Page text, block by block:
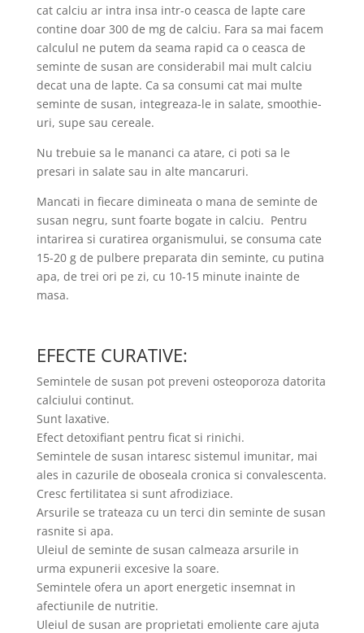
cat calciu ar intra insa intr-o ceasca de lapte care
contine doar 300 de mg de calciu. Fara sa mai facem
calculul ne putem da seama rapid ca o ceasca de
seminte de susan are considerabil mai mult calciu
decat una de lapte. Ca sa consumi cat mai multe
seminte de susan, integreaza-le in salate, smoothie-
uri, supe sau cereale.
Nu trebuie sa le mananci ca atare, ci poti sa le
presari in salate sau in alte mancaruri.
Mancati in fiecare dimineata o mana de seminte de
susan negru, sunt foarte bogate in calciu. Pentru
intarirea si curatirea organismului, se consuma cate
15-20 g de pulbere preparata din seminte, cu putina
apa, de trei ori pe zi, cu 10-15 minute inainte de
masa.
EFECTE CURATIVE:
Semintele de susan pot preveni osteoporoza datorita
calciului continut.
Sunt laxative.
Efect detoxifiant pentru ficat si rinichi.
Semintele de susan intaresc sistemul imunitar, mai
ales in cazurile de oboseala cronica si convalescenta.
Cresc fertilitatea si sunt afrodiziace.
Arsurile se trateaza cu un terci din seminte de susan
rasnite si apa.
Uleiul de seminte de susan calmeaza arsurile in
urma expunerii excesive la soare.
Semintele ofera un aport energetic insemnat in
afectiunile de nutritie.
Uleiul de susan are proprietati emoliente care ajuta